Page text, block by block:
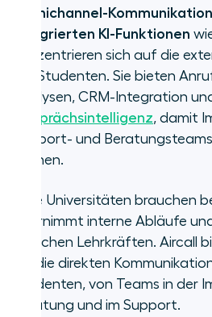
Omnichannel-
integrierten KI-Funktionen
konzentrieren sich auf die
mit Studenten. Sie bieten
Analysen, CRM-Integration
Gesprächsintelligenz, damit
Support- und
können.
Viele Universitäten brauchen
übernimmt interne Abläufe
zwischen Lehrkräften. Aircall
für die direkten
Studenten, von Teams in der
Beratung und im Support.